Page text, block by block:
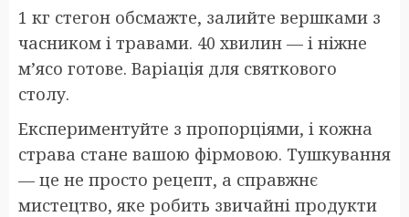
1 кг стегон обсмажте, залийте вершками з
часником і травами. 40 хвилин — і ніжне
м’ясо готове. Варіація для святкового
столу.
Експериментуйте з пропорціями, і кожна
страва стане вашою фірмовою. Тушкування
— це не просто рецепт, а справжнє
мистецтво, яке робить звичайні продукти